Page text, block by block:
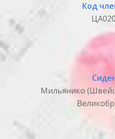
Код
Мильянико